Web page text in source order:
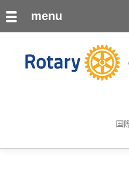
国
menu